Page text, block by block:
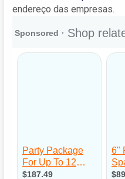
endereço das empresas.